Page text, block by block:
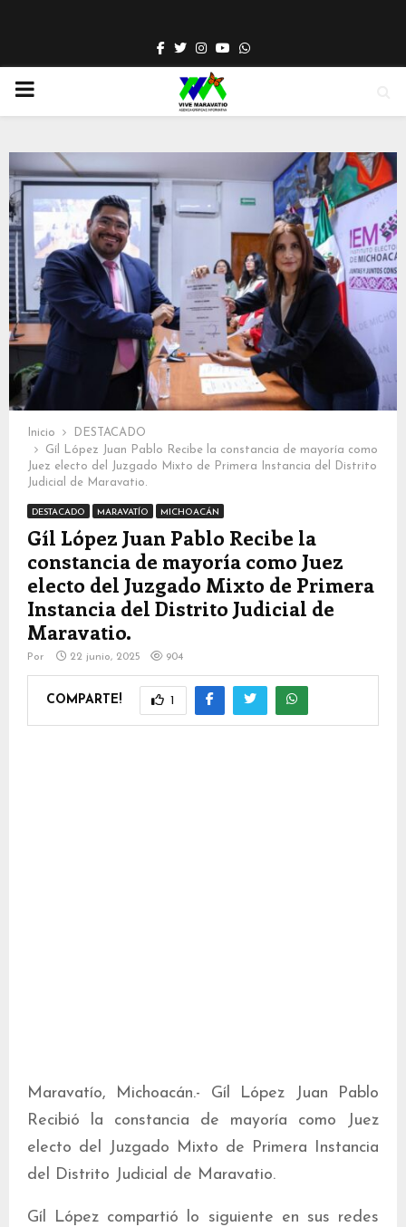
Facebook
TwitterInstagram
YoutubeWhatsapp
PRIMARY
Inicio
DESTACADO
Gíl López Juan Pablo Recibe la constancia de mayoría como
Juez electo del Juzgado Mixto de Primera Instancia del Distrito
Judicial de Maravatio.
DESTACADO MARAVATÍO MICHOACÁN
Gíl López Juan Pablo Recibe la
constancia de mayoría como Juez
electo del Juzgado Mixto de Primera
Instancia del Distrito Judicial de
Maravatio.
Por 22 junio, 2025 904
COMPARTE! 1
Maravatío, Michoacán.- Gíl López Juan Pablo
Recibió la constancia de mayoría como Juez
electo del Juzgado Mixto de Primera Instancia
del Distrito Judicial de Maravatio.
Gíl López compartió lo siguiente en sus redes